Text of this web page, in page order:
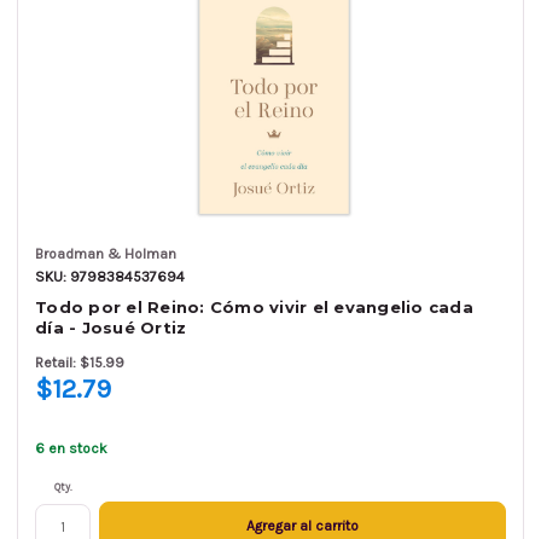
Broadman & Holman
SKU: 9798384537694
Todo por el Reino: Cómo vivir el evangelio cada
día - Josué Ortiz
Retail: $15.99
$12.79
6 en stock
Qty.
Agregar al carrito